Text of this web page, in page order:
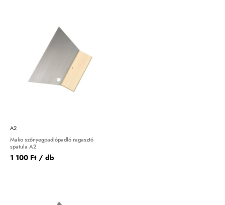
A2
Mako szőnyegpadlópadló ragasztó
spatula A2
1 100 Ft / db